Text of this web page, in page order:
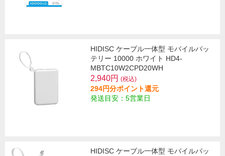
HIDISC ケーブル一体型 モバイルバッ
テリー 10000 ホワイト HD4-
MBTC10W2CPD20WH
2,940円 (税込)
294円分ポイント還元
発送目安：5営業日
HIDISC ケーブル一体型 モバイルバッ